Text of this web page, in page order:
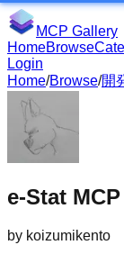
MCP Gallery
HomeBrowse
Login
Home/Browse/開
e-Stat MCP
by koizumikento